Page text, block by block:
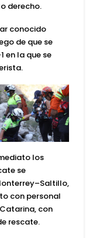
derecho.
conocido
de que se
en la que se
los
se
–Saltillo,
con personal
con
rescate.